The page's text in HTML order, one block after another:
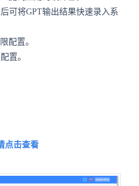
可将GPT输出结果快速录入系
配置。
置。
点击查看